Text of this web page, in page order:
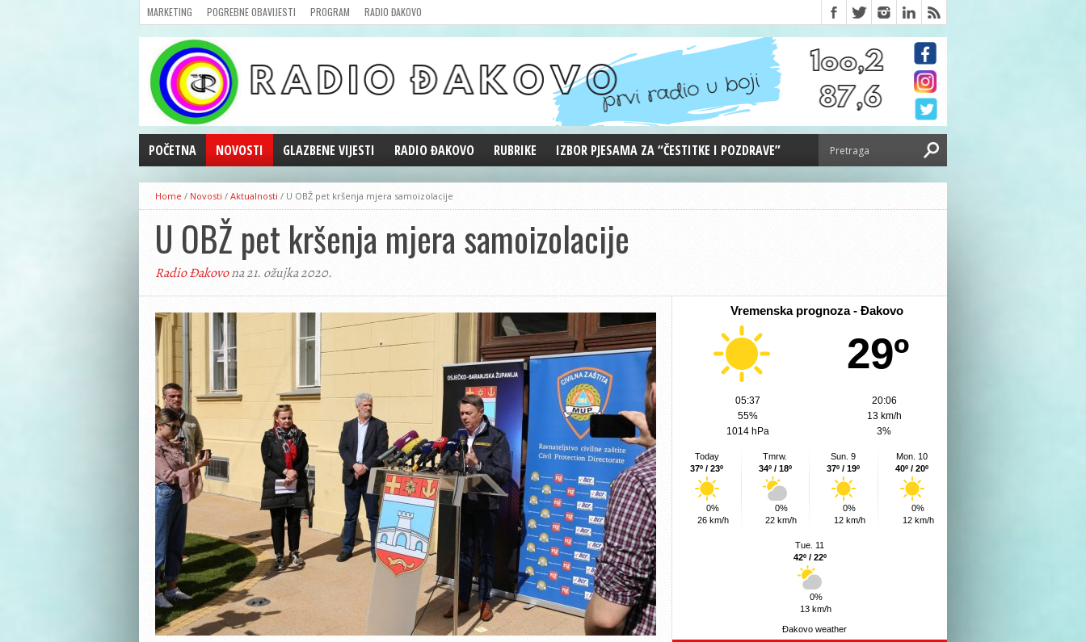
MARKETING POGREBNE OBAVIJESTI PROGRAM RADIO ĐAKOVO
POČETNA NOVOSTI
AKTUALNOSTI
CRNA KRONIKA
POLITIKA
ZANIMLJIVOSTI
GOSPODARSTVO
KULTURA
ŠPORT
REPRIZE EMISIJA
GLAZBENE VIJESTI RADIO ĐAKOVO
MARKETING
RUBRIKE
REPRIZE EMISIJA
DOBRE VIBRACIJE
ĐAKOVO GRADE
WEB ANKETA
IZBOR PJESAMA ZA “ČESTITKE I POZDRAVE”
Home / Novosti / Aktualnosti / U OBŽ pet kršenja mjera samoizolacije
U OBŽ pet kršenja mjera samoizolacije
Radio Đakovona 21. ožujka 2020.
Vremenska prognoza - Đakovo
29º
05:37
20:06
55%
13 km/h
1014 hPa
3%
Today
37º / 23º
0%
26 km/h
Tmrw.
34º / 18º
0%
22 km/h
Sun. 9
37º / 19º
0%
12 km/h
Mon. 10
40º / 20º
0%
12 km/h
Tue. 11
42º / 22º
0%
13 km/h
Đakovo weather